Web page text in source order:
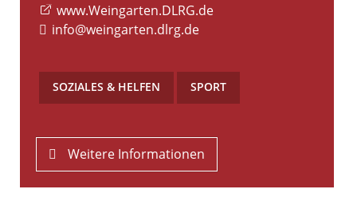
www.Weingarten.DLRG.de
info@weingarten.dlrg.de
SOZIALES & HELFEN SPORT
Weitere Informationen